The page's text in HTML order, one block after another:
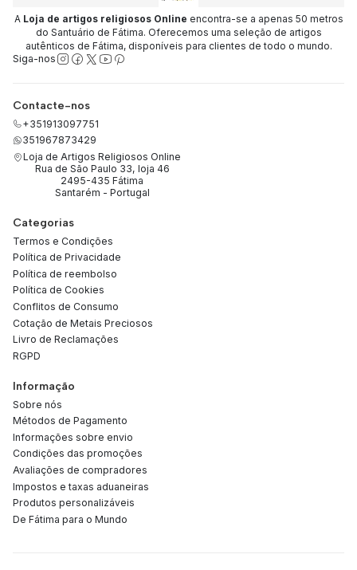
A Loja de artigos religiosos Online encontra-se a apenas 50 metros
do Santuário de Fátima. Oferecemos uma seleção de artigos
autênticos de Fátima, disponíveis para clientes de todo o mundo.
Siga-nos
Contacte-nos
+351913097751
351967873429
Loja de Artigos Religiosos Online
Rua de São Paulo 33, loja 46
2495-435 Fátima
Santarém - Portugal
Categorias
Termos e Condições
Política de Privacidade
Política de reembolso
Política de Cookies
Conflitos de Consumo
Cotação de Metais Preciosos
Livro de Reclamações
RGPD
Informação
Sobre nós
Métodos de Pagamento
Informações sobre envio
Condições das promoções
Avaliações de compradores
Impostos e taxas aduaneiras
Produtos personalizáveis
De Fátima para o Mundo